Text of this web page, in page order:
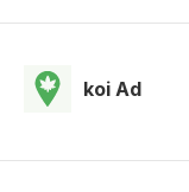
koi Ad